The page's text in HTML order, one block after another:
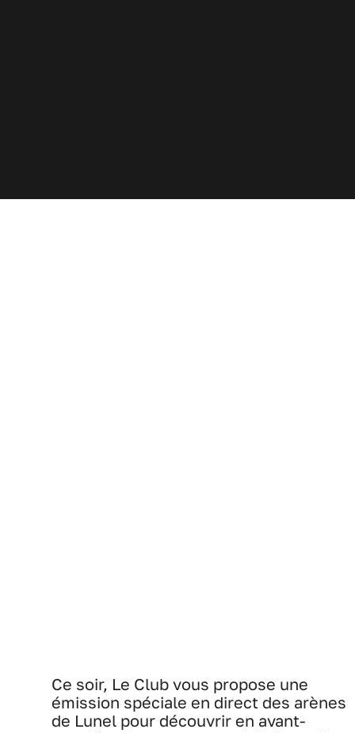
Ce soir, Le Club vous propose une
émission spéciale en direct des arènes
de Lunel pour découvrir en avant-